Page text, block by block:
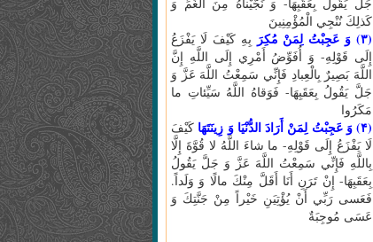
كَذلِكَ نُنْجِي الْمُؤْمِنِينَ
(۳) وَ عَجِبْتُ لِمَنْ مُكِرَ
بِهِ كَيْفَ لَا يَفْزَعُ
إِلَى قَوْلِهِ- وَ أُفَوِّضُ أَمْرِي إِلَى اللَّهِ إِنَّ
اللَّهَ بَصِيرٌ بِالْعِبادِ فَإِنِّي سَمِعْتُ اللَّهَ عَزَّ وَ
جَلَّ يَقُولُ بِعَقَبِهَا- فَوَقاهُ اللَّهُ سَيِّئاتِ ما
مَكَرُوا
(۴) وَ عَجِبْتُ لِمَنْ أَرَادَ الدُّنْيَا وَ زِينَتَهَا
كَيْفَ
لَا يَفْزَعُ إِلَى قَوْلِهِ- ما شاءَ اللَّهُ لا قُوَّةَ إِلَّا
بِاللَّهِ فَإِنِّي سَمِعْتُ اللَّهَ عَزَّ وَ جَلَّ يَقُولُ
بِعَقَبِهَا- إِنْ تَرَنِ أَنَا أَقَلَّ مِنْكَ مالًا وَ وَلَداً.
فَعَسى‏ رَبِّي أَنْ يُؤْتِيَنِ خَيْراً مِنْ جَنَّتِكَ وَ
عَسَى مُوجِبَةٌ